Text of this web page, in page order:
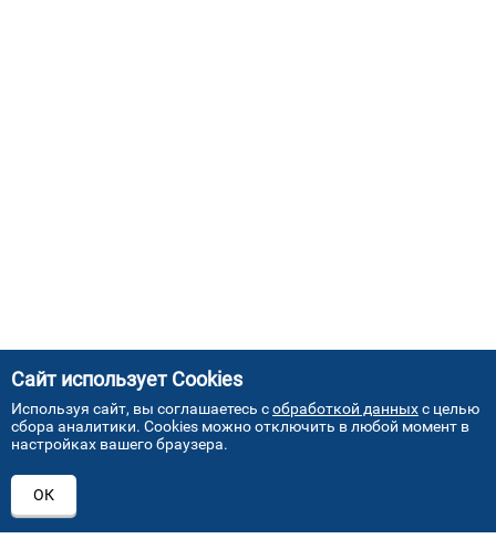
АДРЕСА НАШИХ СЕРВИСНЫХ
Сайт использует Cookies
Используя сайт, вы соглашаетесь собработкой данныхс целью
сбора аналитики. Cookies можно отключить в любой момент в
настройках вашего браузера.
ОК